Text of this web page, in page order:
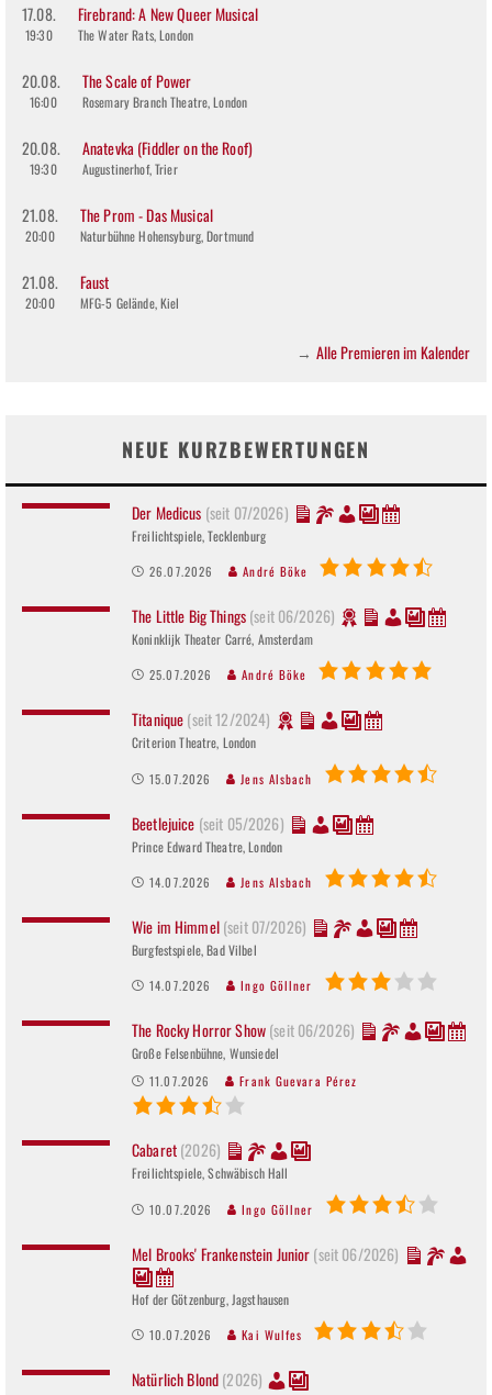
17.08.
19:30
Firebrand: A New Queer Musical
The Water Rats, London
20.08.
16:00
The Scale of Power
Rosemary Branch Theatre, London
20.08.
19:30
Anatevka (Fiddler on the Roof)
Augustinerhof, Trier
21.08.
20:00
The Prom - Das Musical
Naturbühne Hohensyburg, Dortmund
21.08.
20:00
Faust
MFG-5 Gelände, Kiel
→ Alle Premieren im Kalender
NEUE KURZBEWERTUNGEN
Der Medicus (seit 07/2026)
Freilichtspiele, Tecklenburg
26.07.2026 André Böke
The Little Big Things(seit 06/2026)
Koninklijk Theater Carré, Amsterdam
25.07.2026 André Böke
Titanique(seit 12/2024)
Criterion Theatre, London
15.07.2026 Jens Alsbach
Beetlejuice (seit 05/2026)
Prince Edward Theatre, London
14.07.2026 Jens Alsbach
Wie im Himmel(seit 07/2026)
Burgfestspiele, Bad Vilbel
14.07.2026 Ingo Göllner
The Rocky Horror Show(seit 06/2026)
Große Felsenbühne, Wunsiedel
11.07.2026 Frank Guevara Pérez
Cabaret(2026)
Freilichtspiele, Schwäbisch Hall
10.07.2026 Ingo Göllner
Mel Brooks' Frankenstein Junior(seit 06/2026)
Hof der Götzenburg, Jagsthausen
10.07.2026 Kai Wulfes
Natürlich Blond(2026)